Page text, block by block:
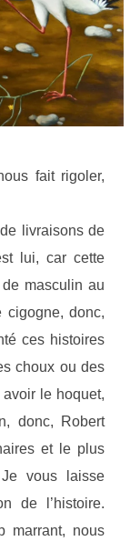
fait rigoler,
livraisons de
lui, car cette
masculin au
cigogne, donc,
ces histoires
choux ou des
le hoquet,
donc, Robert
et le plus
vous laisse
de l’histoire.
marrant, nous